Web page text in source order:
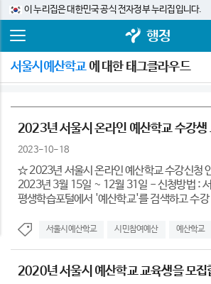
이 누리집은 대한민국 공식 전자정부 누리집입니다.
행정
서울시예산학교에 대한 태그클라우드
2023년 서울시 온라인 예산학교 수강생
2023-10-18
☆ 2023년 서울시 온라인 예산학교 수강신청
2023년 3월 15일 ~ 12월 31일 - 신청방법 :
평생학습포털에서 '예산학교'를 검색하고 수강
서울시예산학교 시민참여예산 예산학교
2020년 서울시 예산학교 교육생을 모집